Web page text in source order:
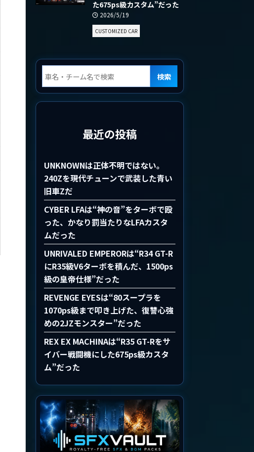
た675ps級カスタム”だった
2026/5/19
CUSTOMIZED CAR
検索
最近の投稿
UNKNOWNは正体不明ではない。
240Zを現代チューンで武装した青い
旧車Zだ
CYBER LFAは“神の音”をターボで殴
った、かなり罰当たりなLFAカスタ
ムだった
UNRIVALED EMPERORは“R34 GT-R
にR35級V6ターボを積んだ、1500ps
級の皇帝仕様”だった
REVENGE EYESは“80スープラを
1070ps級まで叩き上げた、復讐心強
めの2JZモンスター”だった
REX EX MACHINAは“R35 GT-Rをサ
イバー戦闘機にした675ps級カスタ
ム”だった